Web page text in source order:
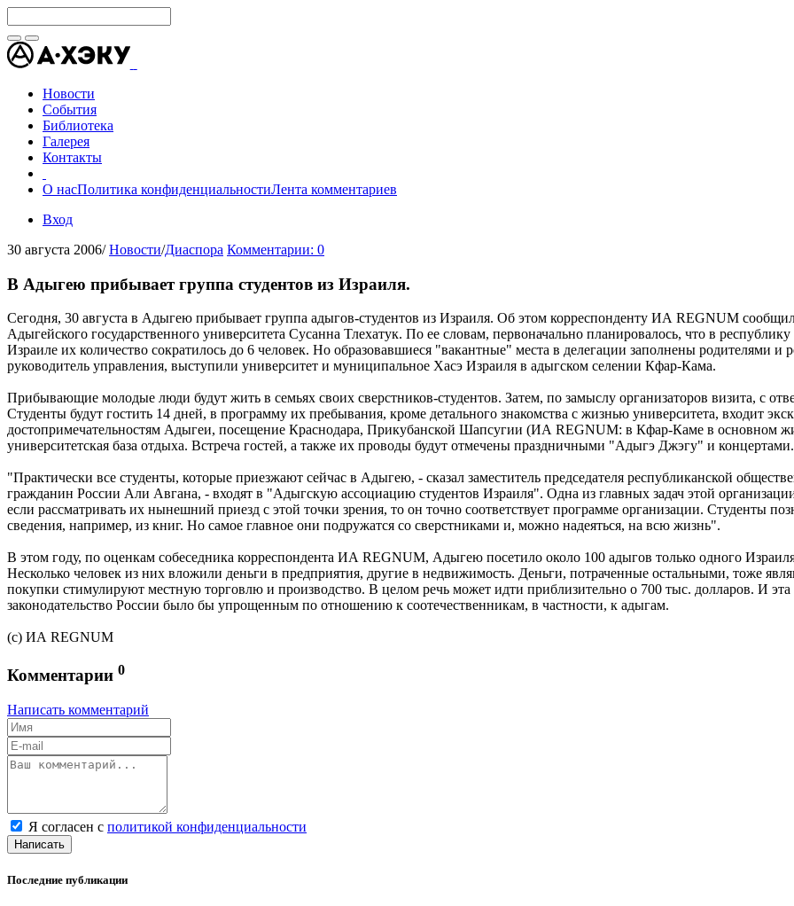
Новости
События
Библиотека
Галерея
Контакты
О насПолитика конфиденциальностиЛента комментариев
Вход
30 августа 2006/ Новости/Диаспора Комментарии: 0
В Адыгею прибывает группа студентов из Израиля.
Сегодня, 30 августа в Адыгею прибывает группа адыгов-студентов из Израиля. Об этом корреспонденту ИА REGNUM
Адыгейского государственного университета Сусанна Тлехатук. По ее словам, первоначально планировалось, что в
Израиле их количество сократилось до 6 человек. Но образовавшиеся "вакантные" места в делегации заполнены родителями и
руководитель управления, выступили университет и муниципальное Хасэ Израиля в адыгском селении Кфар-Кама.
Прибывающие молодые люди будут жить в семьях своих сверстников-студентов. Затем, по замыслу организаторов визита, с
Студенты будут гостить 14 дней, в программу их пребывания, кроме детального знакомства с жизнью университета, входит
достопримечательностям Адыгеи, посещение Краснодара, Прикубанской Шапсугии (ИА REGNUM: в Кфар-Каме в основном
университетская база отдыха. Встреча гостей, а также их проводы будут отмечены праздничными "Адыгэ Джэгу" и концертами.
"Практически все студенты, которые приезжают сейчас в Адыгею, - сказал заместитель председателя республиканской
гражданин России Али Авгана, - входят в "Адыгскую ассоциацию студентов Израиля". Одна из главных задач этой
если рассматривать их нынешний приезд с этой точки зрения, то он точно соответствует программе организации. Студенты
сведения, например, из книг. Но самое главное они подружатся со сверстниками и, можно надеяться, на всю жизнь".
В этом году, по оценкам собеседника корреспондента ИА REGNUM, Адыгею посетило около 100 адыгов только одного
Несколько человек из них вложили деньги в предприятия, другие в недвижимость. Деньги, потраченные остальными, тоже
покупки стимулируют местную торговлю и производство. В целом речь может идти приблизительно о 700 тыс. долларов. И
законодательство России было бы упрощенным по отношению к соотечественникам, в частности, к адыгам.
(c) ИА REGNUM
Комментарии 0
Написать комментарий
Я согласен с политикой конфиденциальности
Написать
Последние публикации